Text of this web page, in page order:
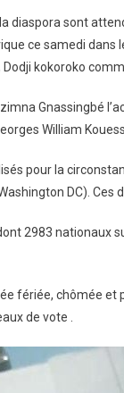
diaspora sont
ce samedi dans
kokoroko
Gnassingbé
William
pour la
DC).
2983 nationaux
fériée, chômée
de vote .